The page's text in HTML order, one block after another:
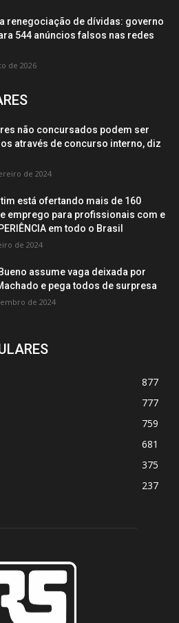
renegociação de dívidas: governo
544 anúncios falsos nas redes
de 2026
não concursados podem ser
através de concurso interno, diz
de 2024
está ofertando mais de 160
emprego para profissionais com e
em todo o Brasil
de 2024
assume vaga deixada por
e pega todos de surpresa
de 2024
877
777
759
681
375
237